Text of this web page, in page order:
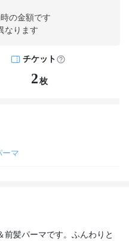
時の金額です
なります
チケット
2 枚
ーマ
髪パーマです。ふんわりと